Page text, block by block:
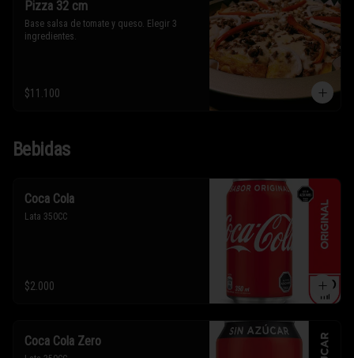
Pizza 32 cm
Base salsa de tomate y queso. Elegir 3
ingredientes.
$11.100
Bebidas
Coca Cola
Lata 350CC
$2.000
Coca Cola Zero